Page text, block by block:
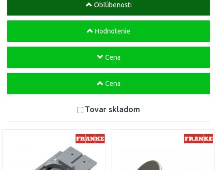
Obľúbenosti
Hodnotenie
Cena
Cena
Tovar skladom